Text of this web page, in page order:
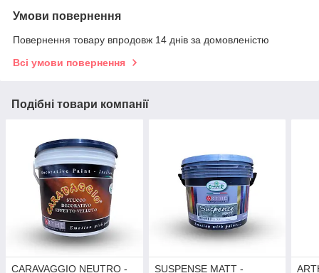
Умови повернення
Повернення товару впродовж 14 днів за домовленістю
Всі умови повернення
Подібні товари компанії
CARAVAGGIO NEUTRO -
SUSPENSE MATT -